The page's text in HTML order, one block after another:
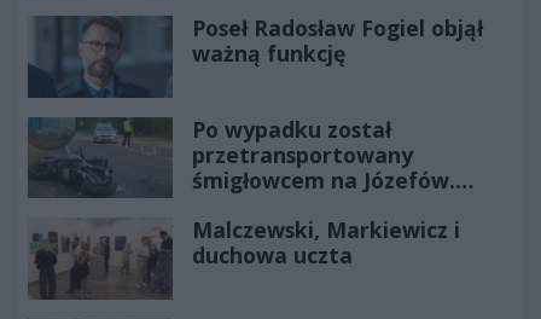
Poseł Radosław Fogiel objął
ważną funkcję
Po wypadku został
przetransportowany
śmigłowcem na Józefów.
Malczewski, Markiewicz i
duchowa uczta